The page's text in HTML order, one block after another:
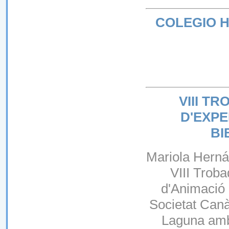
COLEGIO
VIII
Mariola
VIII
Societat
Laguna